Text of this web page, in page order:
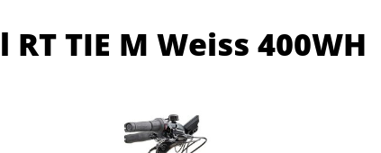
TIE M Weiss 400WH